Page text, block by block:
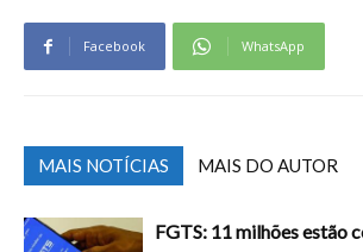
Facebook WhatsApp
MAIS NOTÍCIAS MAIS DO AUTOR
FGTS: 11 milhões estão